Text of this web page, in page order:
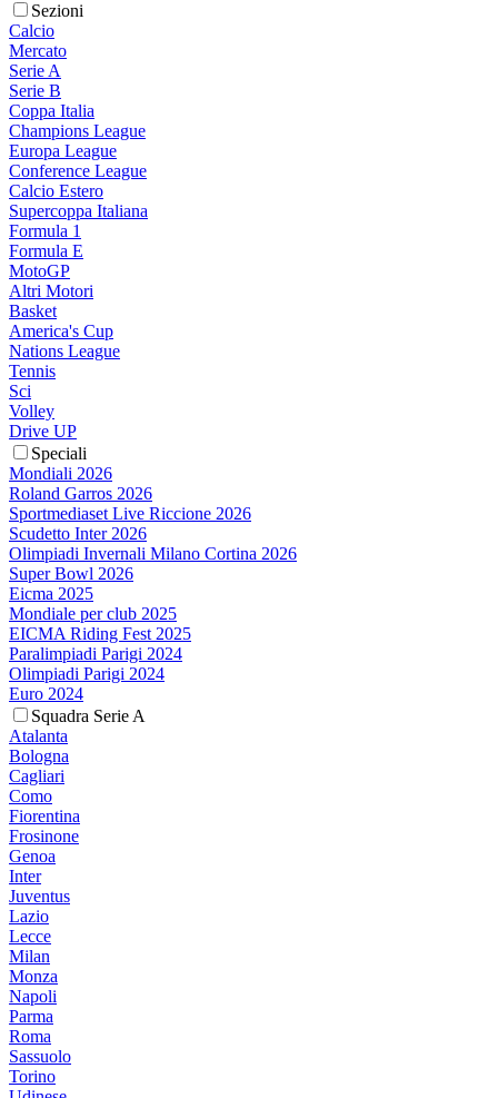
Sezioni
Calcio
Mercato
Serie A
Serie B
Coppa Italia
Champions League
Europa League
Conference League
Calcio Estero
Supercoppa Italiana
Formula 1
Formula E
MotoGP
Altri Motori
Basket
America's Cup
Nations League
Tennis
Sci
Volley
Drive UP
Speciali
Mondiali 2026
Roland Garros 2026
Sportmediaset Live Riccione 2026
Scudetto Inter 2026
Olimpiadi Invernali Milano Cortina 2026
Super Bowl 2026
Eicma 2025
Mondiale per club 2025
EICMA Riding Fest 2025
Paralimpiadi Parigi 2024
Olimpiadi Parigi 2024
Euro 2024
Squadra Serie A
Atalanta
Bologna
Cagliari
Como
Fiorentina
Frosinone
Genoa
Inter
Juventus
Lazio
Lecce
Milan
Monza
Napoli
Parma
Roma
Sassuolo
Torino